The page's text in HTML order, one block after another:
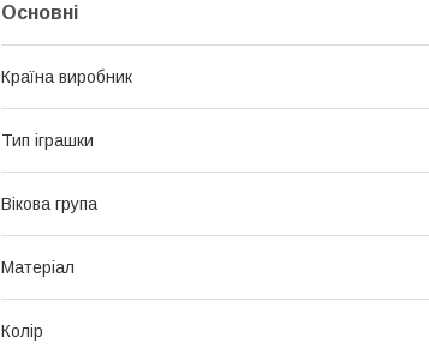
Основні
Країна виробник
Тип іграшки
Вікова група
Матеріал
Колір